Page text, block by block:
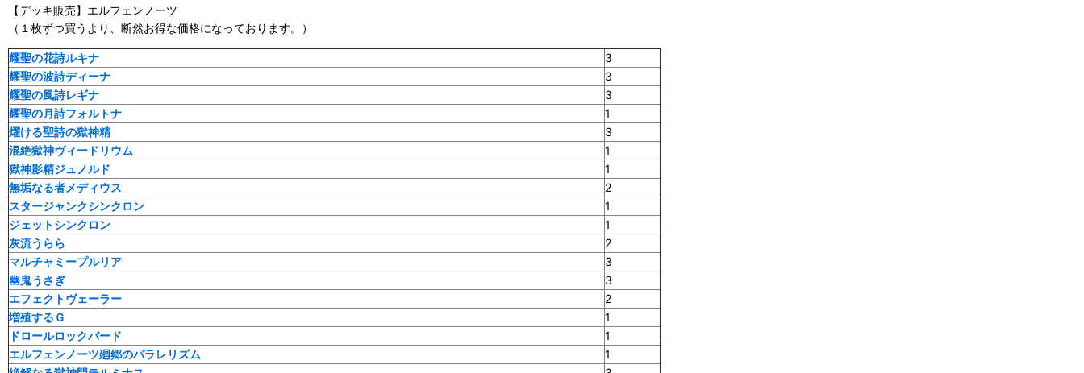
【デッキ販売】エルフェンノーツ
（１枚ずつ買うより、断然お得な価格になっております。）
耀聖の花詩ルキナ
3
耀聖の波詩ディーナ
3
耀聖の風詩レギナ
3
耀聖の月詩フォルトナ
1
燿ける聖詩の獄神精
3
混絶獄神ヴィードリウム
1
獄神影精ジュノルド
1
無垢なる者メディウス
2
スタージャンクシンクロン
1
ジェットシンクロン
1
灰流うらら
2
マルチャミープルリア
3
幽鬼うさぎ
3
エフェクトヴェーラー
2
増殖するＧ
1
ドロールロックバード
1
エルフェンノーツ廻郷のパラレリズム
1